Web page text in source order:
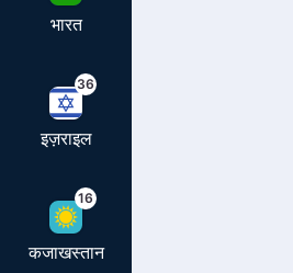
भारत
36
इज़राइल
16
कजाखस्तान